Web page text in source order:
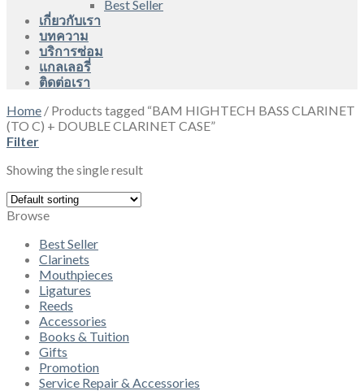
Best Seller
เกี่ยวกับเรา
บทความ
บริการซ่อม
แกลเลอรี่
ติดต่อเรา
Home / Products tagged “BAM HIGHTECH BASS CLARINET
(TO C) + DOUBLE CLARINET CASE”
Filter
Showing the single result
Browse
Best Seller
Clarinets
Mouthpieces
Ligatures
Reeds
Accessories
Books & Tuition
Gifts
Promotion
Service Repair & Accessories